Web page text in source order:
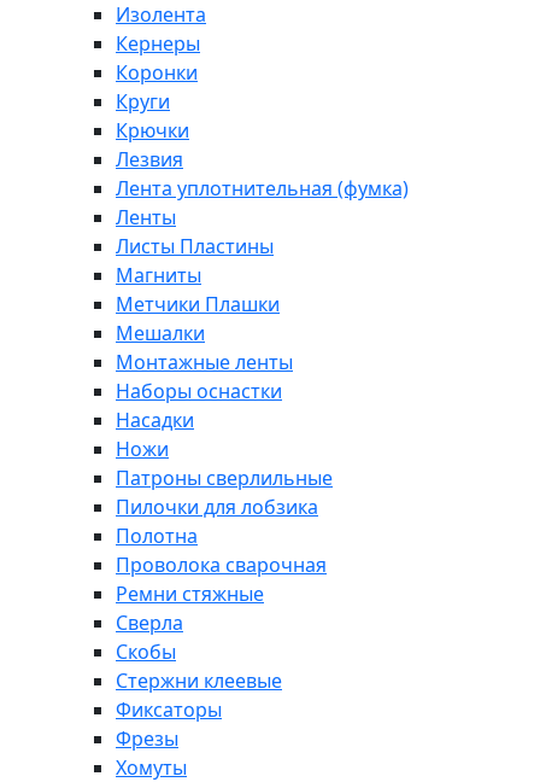
Изолента
Кернеры
Коронки
Круги
Крючки
Лезвия
Лента уплотнительная (фумка)
Ленты
Листы Пластины
Магниты
Метчики Плашки
Мешалки
Монтажные ленты
Наборы оснастки
Насадки
Ножи
Патроны сверлильные
Пилочки для лобзика
Полотна
Проволока сварочная
Ремни стяжные
Сверла
Скобы
Стержни клеевые
Фиксаторы
Фрезы
Хомуты